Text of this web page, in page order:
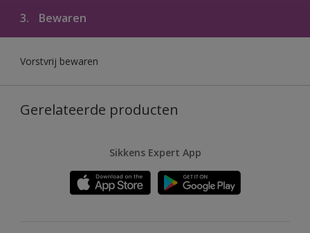
3. Bewaren
Vorstvrij bewaren
Gerelateerde producten
Sikkens Expert App